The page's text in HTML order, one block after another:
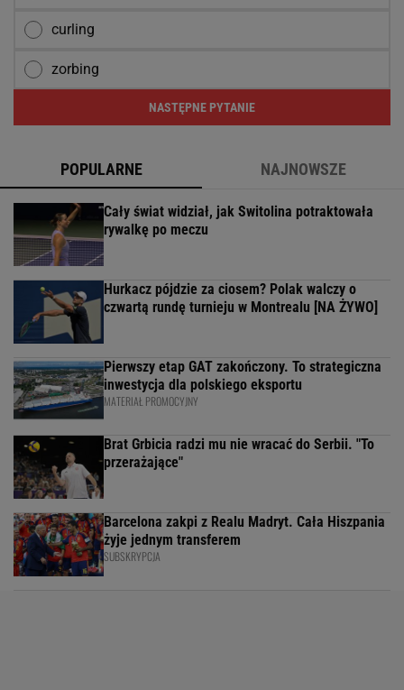
curling
zorbing
NASTĘPNE PYTANIE
POPULARNE NAJNOWSZE
Cały świat widział, jak Switolina potraktowała
rywalkę po meczu
Hurkacz pójdzie za ciosem? Polak walczy o
czwartą rundę turnieju w Montrealu [NA ŻYWO]
Pierwszy etap GAT zakończony. To strategiczna
inwestycja dla polskiego eksportu
MATERIAŁ PROMOCYJNY
Brat Grbicia radzi mu nie wracać do Serbii. "To
przerażające"
Barcelona zakpi z Realu Madryt. Cała Hiszpania
żyje jednym transferem
SUBSKRYPCJA